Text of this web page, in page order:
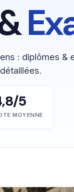
: diplômes &
5
MOYENNE